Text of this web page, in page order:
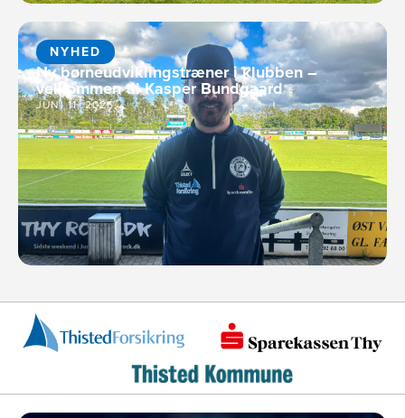
NYHED
Ny børneudviklingstræner i klubben –
velkommen til Kasper Bundgaard
JUNI 11, 2026